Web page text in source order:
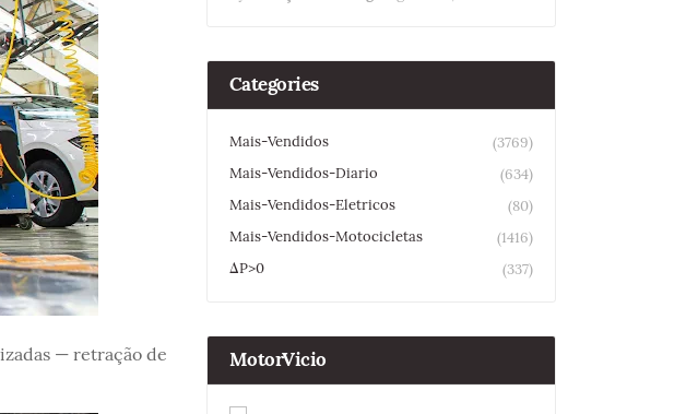
— retração de
Categories
Mais-Vendidos
(3769)
Mais-Vendidos-Diario
(634)
Mais-Vendidos-Eletricos
(80)
Mais-Vendidos-Motocicletas
(1416)
ΔP>0
(337)
MotorVicio